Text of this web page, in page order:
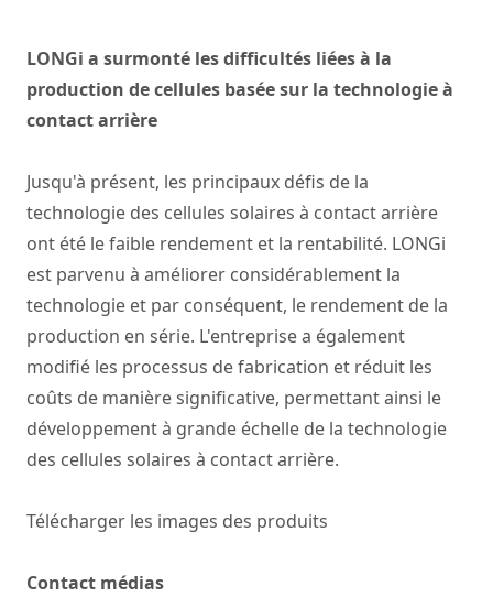
LONGi a surmonté les difficultés liées à la
production de cellules basée sur la technologie à
contact arrière
Jusqu'à présent, les principaux défis de la
technologie des cellules solaires à contact arrière
ont été le faible rendement et la rentabilité. LONGi
est parvenu à améliorer considérablement la
technologie et par conséquent, le rendement de la
production en série. L'entreprise a également
modifié les processus de fabrication et réduit les
coûts de manière significative, permettant ainsi le
développement à grande échelle de la technologie
des cellules solaires à contact arrière.
Télécharger les images des produits
Contact médias